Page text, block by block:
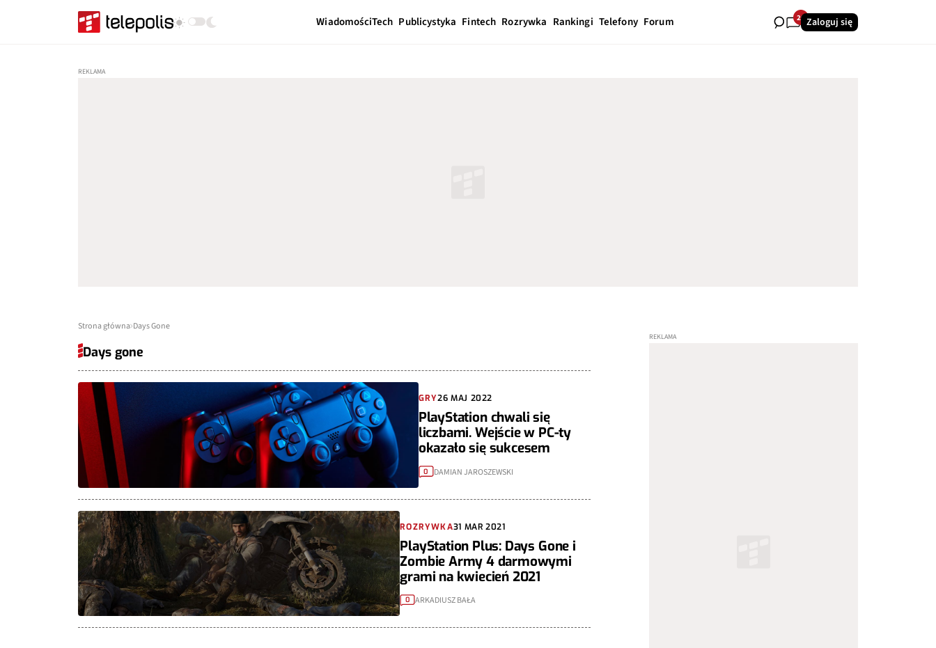
WiadomościTech Publicystyka Fintech Rozrywka Rankingi Telefony Forum 26Zaloguj się
Strona główna Days Gone
Days gone
GRY26 MAJ 2022
PlayStation chwali się
liczbami. Wejście w PC-ty
okazało się sukcesem
0 DAMIAN JAROSZEWSKI
ROZRYWKA31 MAR 2021
PlayStation Plus: Days Gone i
Zombie Army 4 darmowymi
grami na kwiecień 2021
0 ARKADIUSZ BAŁA